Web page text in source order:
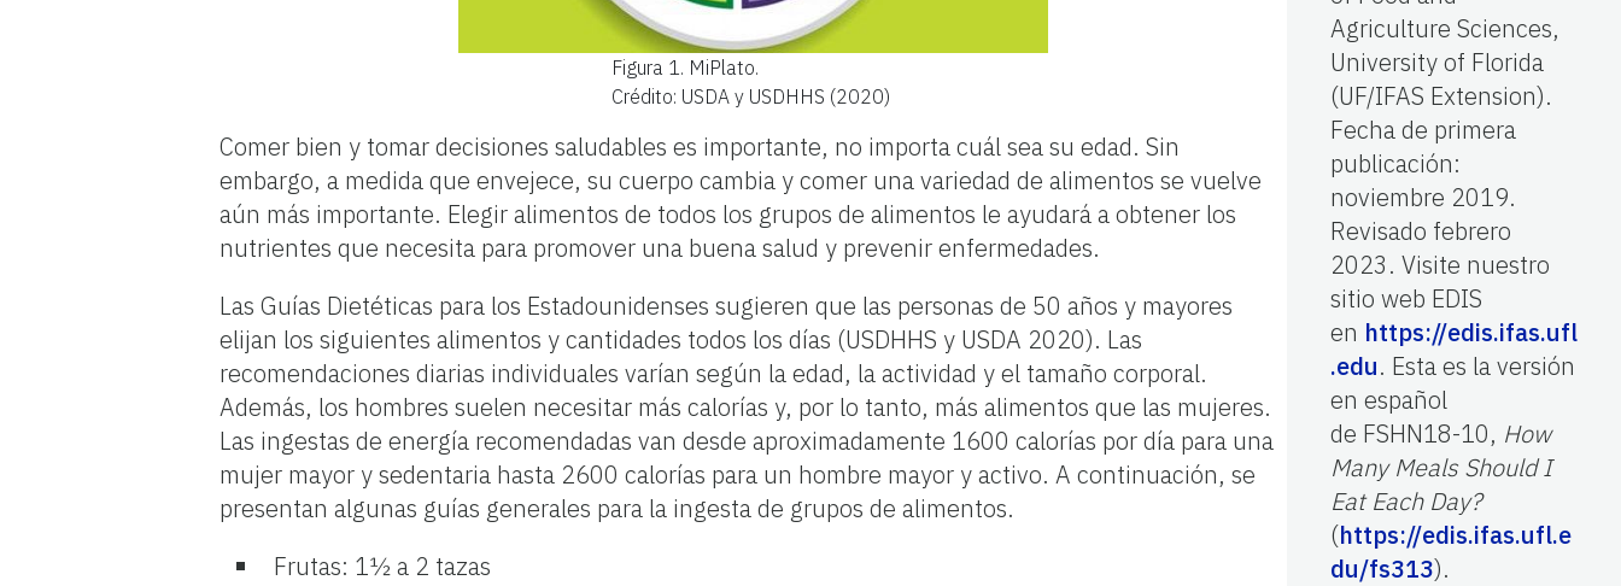
Figura 1. MiPlato.
Crédito: USDA y USDHHS (2020)
Comer bien y tomar decisiones saludables es importante, no importa cuál sea su edad. Sin
embargo, a medida que envejece, su cuerpo cambia y comer una variedad de alimentos se vuelve
aún más importante. Elegir alimentos de todos los grupos de alimentos le ayudará a obtener los
nutrientes que necesita para promover una buena salud y prevenir enfermedades.
Las Guías Dietéticas para los Estadounidenses sugieren que las personas de 50 años y mayores
elijan los siguientes alimentos y cantidades todos los días (USDHHS y USDA 2020). Las
recomendaciones diarias individuales varían según la edad, la actividad y el tamaño corporal.
Además, los hombres suelen necesitar más calorías y, por lo tanto, más alimentos que las mujeres.
Las ingestas de energía recomendadas van desde aproximadamente 1600 calorías por día para una
mujer mayor y sedentaria hasta 2600 calorías para un hombre mayor y activo. A continuación, se
presentan algunas guías generales para la ingesta de grupos de alimentos.
Frutas: 1½ a 2 tazas
Agriculture Sciences,
University of Florida
(UF/IFAS Extension).
Fecha de primera
publicación:
noviembre 2019.
Revisado febrero
2023. Visite nuestro
sitio web EDIS
en https://edis.ifas.ufl
.edu. Esta es la versión
en español
de FSHN18-10, How
Many Meals Should I
Eat Each Day?
(https://edis.ifas.ufl.e
du/fs313).